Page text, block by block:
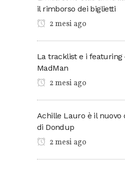
il rimborso dei biglietti
2 mesi ago
La tracklist e i featuring
MadMan
2 mesi ago
Achille Lauro è il nuovo
di Dondup
2 mesi ago